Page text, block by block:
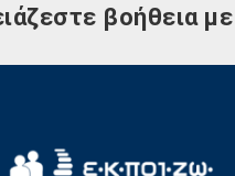
βοήθεια